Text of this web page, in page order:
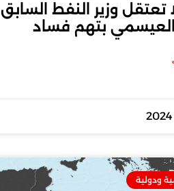
تعتقل وزير النفط السابق
بتهم فساد
ودولية